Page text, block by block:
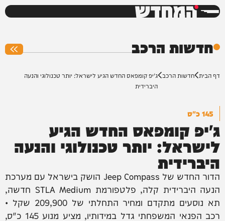
המחדש
חדשות הרכב
דף הבית חדשות הרכב ג'יפ קומפאס החדש הגיע לישראל: יותר טכנולוגי והנעה
היברידית
145 כ"ס
ג'יפ קומפאס החדש הגיע
לישראל: יותר טכנולוגי והנעה
היברידית
הדור החדש של Jeep Compass הושק בישראל עם מערכת
הנעה היברידית קלה, פלטפורמת STLA Medium חדשה,
תא נוסעים מתקדם ומחיר התחלתי של 209,900 שקל •
רכב הפנאי המשפחתי גדל במידותיו, מציע מנוע 145 כ"ס,